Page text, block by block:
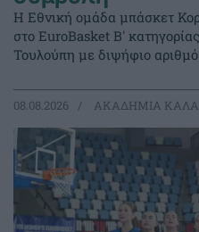
Η Εθνική ομάδα μπάσκετ
στο EuroBasket Β'
Τουλούπη με διψήφιο
08.08.2026 ΑΚΑΔΗΜΙΑ